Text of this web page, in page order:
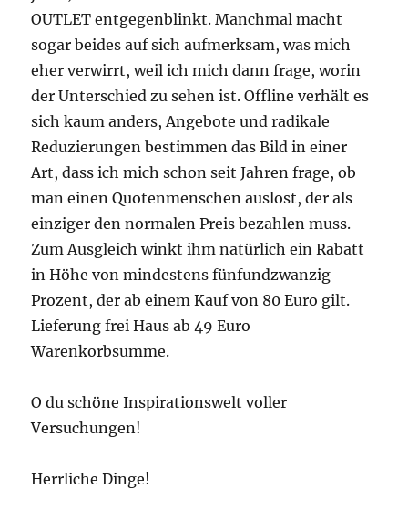
OUTLET entgegenblinkt. Manchmal macht
sogar beides auf sich aufmerksam, was mich
eher verwirrt, weil ich mich dann frage, worin
der Unterschied zu sehen ist. Offline verhält es
sich kaum anders, Angebote und radikale
Reduzierungen bestimmen das Bild in einer
Art, dass ich mich schon seit Jahren frage, ob
man einen Quotenmenschen auslost, der als
einziger den normalen Preis bezahlen muss.
Zum Ausgleich winkt ihm natürlich ein Rabatt
in Höhe von mindestens fünfundzwanzig
Prozent, der ab einem Kauf von 80 Euro gilt.
Lieferung frei Haus ab 49 Euro
Warenkorbsumme.
O du schöne Inspirationswelt voller
Versuchungen!
Herrliche Dinge!